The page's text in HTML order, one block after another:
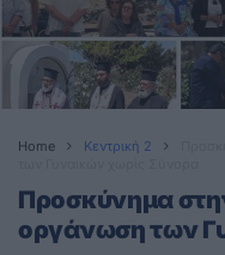
Home Κεντρική 2
Προσκύνημα
οργάνωση των